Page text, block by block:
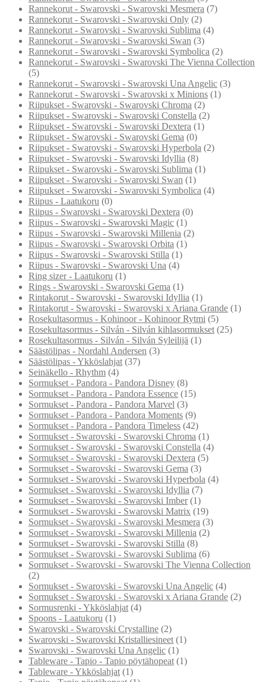
Rannekorut - Swarovski - Swarovski Mesmera (7)
Rannekorut - Swarovski - Swarovski Only (2)
Rannekorut - Swarovski - Swarovski Sublima (4)
Rannekorut - Swarovski - Swarovski Swan (3)
Rannekorut - Swarovski - Swarovski Symbolica (2)
Rannekorut - Swarovski - Swarovski The Vienna Collection
(5)
Rannekorut - Swarovski - Swarovski Una Angelic (3)
Rannekorut - Swarovski - Swarovski x Minions (1)
Riipukset - Swarovski - Swarovski Chroma (2)
Riipukset - Swarovski - Swarovski Constella (2)
Riipukset - Swarovski - Swarovski Dextera (1)
Riipukset - Swarovski - Swarovski Gema (0)
Riipukset - Swarovski - Swarovski Hyperbola (2)
Riipukset - Swarovski - Swarovski Idyllia (8)
Riipukset - Swarovski - Swarovski Sublima (1)
Riipukset - Swarovski - Swarovski Swan (1)
Riipukset - Swarovski - Swarovski Symbolica (4)
Riipus - Laatukoru (0)
Riipus - Swarovski - Swarovski Dextera (0)
Riipus - Swarovski - Swarovski Magic (1)
Riipus - Swarovski - Swarovski Millenia (2)
Riipus - Swarovski - Swarovski Orbita (1)
Riipus - Swarovski - Swarovski Stilla (1)
Riipus - Swarovski - Swarovski Una (4)
Ring sizer - Laatukoru (1)
Rings - Swarovski - Swarovski Gema (1)
Rintakorut - Swarovski - Swarovski Idyllia (1)
Rintakorut - Swarovski - Swarovski x Ariana Grande (1)
Rosekultasormus - Kohinoor - Kohinoor Rytmi (5)
Rosekultasormus - Silván - Silván kihlasormukset (25)
Rosekultasormus - Silván - Silván Syleilijä (1)
Säästölipas - Nordahl Andersen (3)
Säästölipas - Ykköslahjat (37)
Seinäkello - Rhythm (4)
Sormukset - Pandora - Pandora Disney (8)
Sormukset - Pandora - Pandora Essence (15)
Sormukset - Pandora - Pandora Marvel (3)
Sormukset - Pandora - Pandora Moments (9)
Sormukset - Pandora - Pandora Timeless (42)
Sormukset - Swarovski - Swarovski Chroma (1)
Sormukset - Swarovski - Swarovski Constella (4)
Sormukset - Swarovski - Swarovski Dextera (5)
Sormukset - Swarovski - Swarovski Gema (3)
Sormukset - Swarovski - Swarovski Hyperbola (4)
Sormukset - Swarovski - Swarovski Idyllia (7)
Sormukset - Swarovski - Swarovski Imber (1)
Sormukset - Swarovski - Swarovski Matrix (19)
Sormukset - Swarovski - Swarovski Mesmera (3)
Sormukset - Swarovski - Swarovski Millenia (2)
Sormukset - Swarovski - Swarovski Stilla (8)
Sormukset - Swarovski - Swarovski Sublima (6)
Sormukset - Swarovski - Swarovski The Vienna Collection
(2)
Sormukset - Swarovski - Swarovski Una Angelic (4)
Sormukset - Swarovski - Swarovski x Ariana Grande (2)
Sormusrenki - Ykköslahjat (4)
Spoons - Laatukoru (1)
Swarovski - Swarovski Crystalline (2)
Swarovski - Swarovski Kristalliesineet (1)
Swarovski - Swarovski Una Angelic (1)
Tableware - Tapio - Tapio pöytähopeat (1)
Tableware - Ykköslahjat (1)